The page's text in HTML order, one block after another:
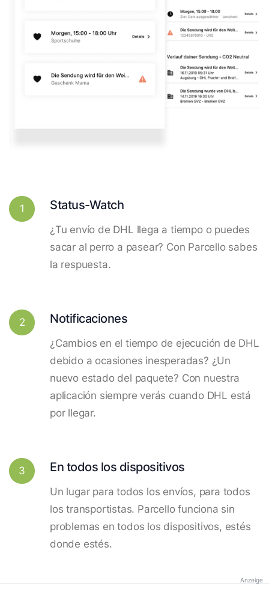
1 Status-Watch
¿Tu envío de DHL llega a tiempo o puedes
sacar al perro a pasear? Con Parcello sabes
la respuesta.
2 Notificaciones
¿Cambios en el tiempo de ejecución de DHL
debido a ocasiones inesperadas? ¿Un
nuevo estado del paquete? Con nuestra
aplicación siempre verás cuando DHL está
por llegar.
3 En todos los dispositivos
Un lugar para todos los envíos, para todos
los transportistas. Parcello funciona sin
problemas en todos los dispositivos, estés
donde estés.
Anzeige